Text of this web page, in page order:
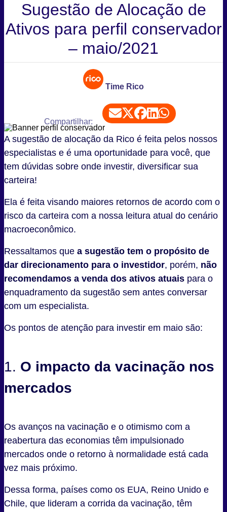
Sugestão de Alocação de
Ativos para perfil conservador
– maio/2021
Time Rico
Compartilhar:
A sugestão de alocação da Rico é feita pelos nossos
especialistas e é uma oportunidade para você, que
tem dúvidas sobre onde investir, diversificar sua
carteira!
Ela é feita visando maiores retornos de acordo com o
risco da carteira com a nossa leitura atual do cenário
macroeconômico.
Ressaltamos que a sugestão tem o propósito de
dar direcionamento para o investidor, porém, não
recomendamos a venda dos ativos atuais para o
enquadramento da sugestão sem antes conversar
com um especialista.
Os pontos de atenção para investir em maio são:
1. O impacto da vacinação nos
mercados
Os avanços na vacinação e o otimismo com a
reabertura das economias têm impulsionado
mercados onde o retorno à normalidade está cada
vez mais próximo.
Dessa forma, países como os EUA, Reino Unido e
Chile, que lideram a corrida da vacinação, têm